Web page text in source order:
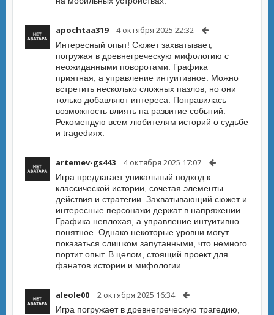
apochtaa319 4 октября 2025 22:32
Интересный опыт! Сюжет захватывает,
погружая в древнегреческую мифологию с
неожиданными поворотами. Графика
приятная, а управление интуитивное. Можно
встретить несколько сложных пазлов, но они
только добавляют интереса. Понравилась
возможность влиять на развитие событий.
Рекомендую всем любителям историй о судьбе
и tragedиях.
artemev-gs443 4 октября 2025 17:07
Игра предлагает уникальный подход к
классической истории, сочетая элементы
действия и стратегии. Захватывающий сюжет и
интересные персонажи держат в напряжении.
Графика неплохая, а управление интуитивно
понятное. Однако некоторые уровни могут
показаться слишком запутанными, что немного
портит опыт. В целом, стоящий проект для
фанатов истории и мифологии.
aleole00 2 октября 2025 16:34
Игра погружает в древнегреческую трагедию,